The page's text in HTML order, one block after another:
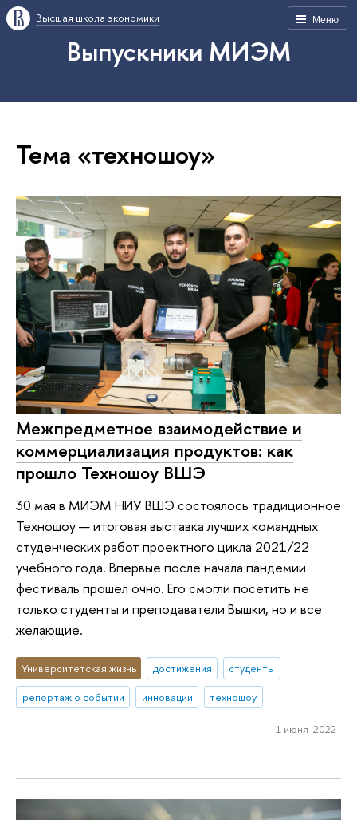
Меню
Высшая школа экономики
Выпускники МИЭМ
Тема «техношоу»
Межпредметное взаимодействие и
коммерциализация продуктов: как
прошло Техношоу ВШЭ
30 мая в МИЭМ НИУ ВШЭ состоялось традиционное
Техношоу — итоговая выставка лучших командных
студенческих работ проектного цикла 2021/22
учебного года. Впервые после начала пандемии
фестиваль прошел очно. Его смогли посетить не
только студенты и преподаватели Вышки, но и все
желающие.
Университетская жизнь достижения
студенты
репортаж о событии
инновации техношоу
1 июня 2022